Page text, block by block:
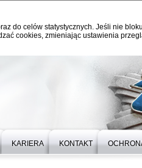
do celów statystycznych. Jeśli nie
cookies, zmieniając ustawienia
KARIERA KONTAKT